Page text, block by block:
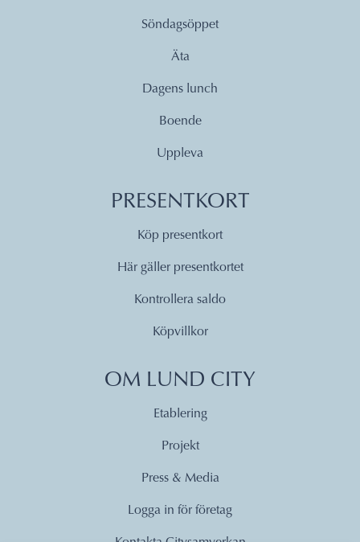
Söndagsöppet
Äta
Dagens lunch
Boende
Uppleva
PRESENTKORT
Köp presentkort
Här gäller presentkortet
Kontrollera saldo
Köpvillkor
OM LUND CITY
Etablering
Projekt
Press & Media
Logga in för företag